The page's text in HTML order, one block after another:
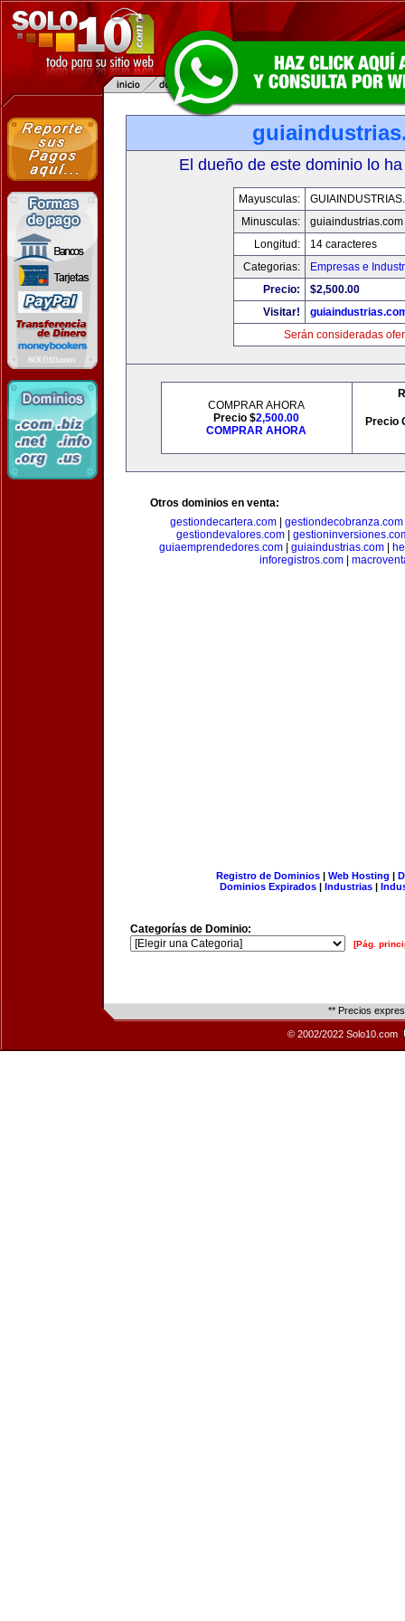
El dueño de este dominio lo
Mayusculas:
Minusculas:
guiaindustrias.com
Longitud:
14 caracteres
Categorias:
Empresas e
Precio:
$2,500.00
Visitar!
Serán consideradas
COMPRAR AHORA
Precio $2,500.00
COMPRAR AHORA
Precio
Otros dominios en venta:
gestiondecartera.com| gestiondecobranza.com
gestiondevalores.com|
guiaemprendedores.com
guiaindustrias.com
inforegistros.com
Registro de Dominios| Web Hosting |
Dominios Expirados | Industrias |
Categorías de Dominio:
[Pág.
** Precios
© 2002/2022 Solo10.com